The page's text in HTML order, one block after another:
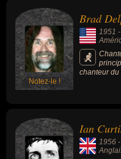
Notez-le !
Brad
1951 -
chanteur du
surnommé
»
deux
Ian
1956 -